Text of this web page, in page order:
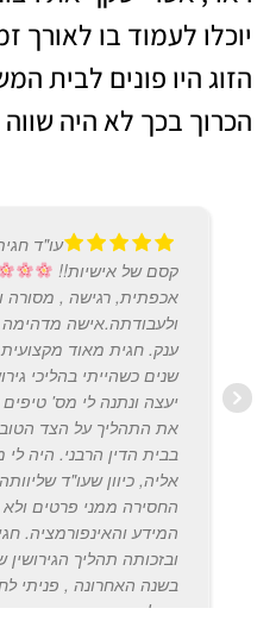
יוכלו לעמוד בו לאורך
הזוג היו פונים לבית
הכרוך בכך לא היה
עו"ד
קסם של אישיות!!
אכפתית, רגישה , מסורה
ולעבודתה.אישה מדהימה
שנים כשהייתי בהליכי
יעצה ונתנה לי מס'
את התהליך על הצד הטוב
בבית הדין הרבני. היה לי
אליה, כיוון שעו"ד
החסירה ממני פרטים
המידע והאינפורמציה.
ובזכותה תהליך
בשנה האחרונה , פניתי
תהליך הורות משותפת